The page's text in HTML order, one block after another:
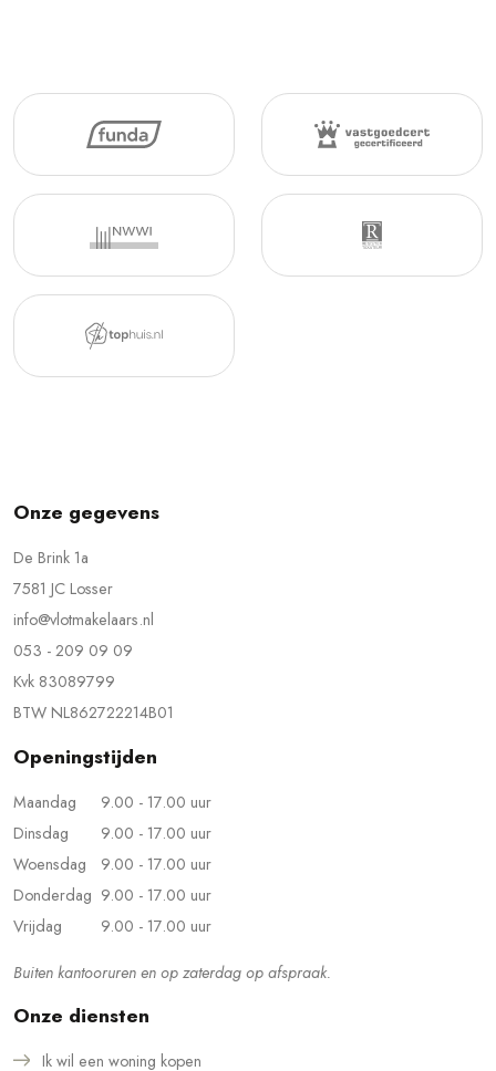
Onze gegevens
De Brink 1a
7581 JC Losser
info@vlotmakelaars.nl
053 - 209 09 09
Kvk 83089799
BTW NL862722214B01
Openingstijden
Maandag
9.00 - 17.00 uur
Dinsdag
9.00 - 17.00 uur
Woensdag
9.00 - 17.00 uur
Donderdag 9.00 - 17.00 uur
Vrijdag
9.00 - 17.00 uur
Buiten kantooruren en op zaterdag op afspraak.
Onze diensten
Ik wil een woning kopen